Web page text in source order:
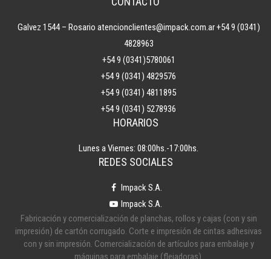
Galvez 1544 – Rosario atencionclientes@impack.com.ar+54 9 (0341)
4828963
+54 9 (0341)5780061
+54 9 (0341) 4829576
+54 9 (0341) 4811895
+54 9 (0341) 5278936
HORARIOS
Lunes a Viernes: 08:00hs.-17:00hs.
REDES SOCIALES
Impack S.A.
Impack S.A.
Fabricación y comercialización de planchas, rollos y cajas (con y sin
impresión) de cartón corrugado. Corte e impresión de cintas adhesivas
con y sin impresión. Comercialización de artículos para embalaje y
máquinas para embalaje (flejadoras).